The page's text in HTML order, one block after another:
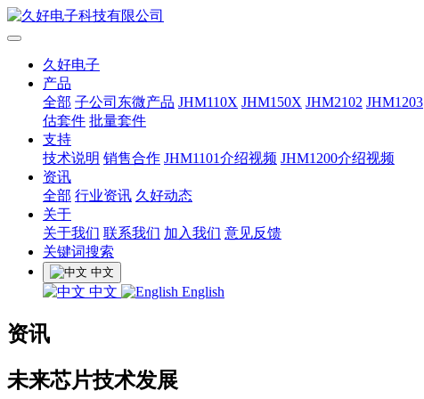
久好电子
产品
全部 子公司东微产品 JHM110X JHM150X JHM2102 JHM1203
估套件 批量套件
支持
技术说明 销售合作 JHM1101介绍视频 JHM1200介绍视频
资讯
全部 行业资讯 久好动态
关于
关于我们 联系我们 加入我们 意见反馈
关键词搜索
中文
中文 English
资讯
未来芯片技术发展